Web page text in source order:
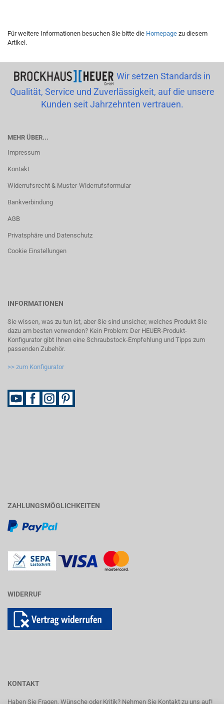
Für weitere Informationen besuchen Sie bitte die Homepage zu diesem
Artikel.
Wir setzen Standards in
Qualität, Service und Zuverlässigkeit, auf die unsere
Kunden seit Jahrzehnten vertrauen.
MEHR ÜBER...
Impressum
Kontakt
Widerrufsrecht & Muster-Widerrufsformular
Bankverbindung
AGB
Privatsphäre und Datenschutz
Cookie Einstellungen
INFORMATIONEN
Sie wissen, was zu tun ist, aber Sie sind unsicher, welches Produkt SIe
dazu am besten verwenden? Kein Problem: Der HEUER-Produkt-
Konfigurator gibt Ihnen eine Schraubstock-Empfehlung und Tipps zum
passenden Zubehör.
>> zum Konfigurator
ZAHLUNGSMÖGLICHKEITEN
WIDERRUF
KONTAKT
Haben Sie Fragen, Wünsche oder Kritik? Nehmen Sie Kontakt zu uns auf!